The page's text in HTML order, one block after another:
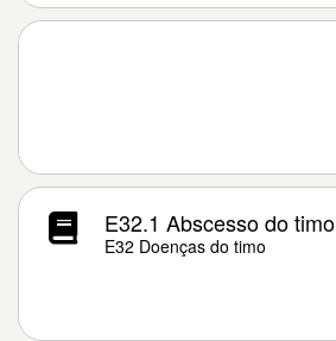
E32.1 Abscesso do timo
E32 Doenças do timo